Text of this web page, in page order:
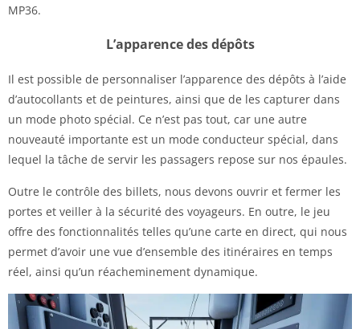
MP36.
L’apparence des dépôts
Il est possible de personnaliser l’apparence des dépôts à l’aide
d’autocollants et de peintures, ainsi que de les capturer dans
un mode photo spécial. Ce n’est pas tout, car une autre
nouveauté importante est un mode conducteur spécial, dans
lequel la tâche de servir les passagers repose sur nos épaules.
Outre le contrôle des billets, nous devons ouvrir et fermer les
portes et veiller à la sécurité des voyageurs. En outre, le jeu
offre des fonctionnalités telles qu’une carte en direct, qui nous
permet d’avoir une vue d’ensemble des itinéraires en temps
réel, ainsi qu’un réacheminement dynamique.